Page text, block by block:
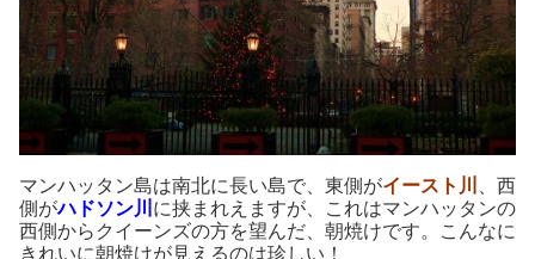
マンハッタン島は南北に長い島で、東側がイースト川
、西
側がハドソン川 に挟まれえますが、これはマンハッタンの
西側からクイーンズの方を望んだ、朝焼けです。こんなに
きれいに朝焼けが見えるのは珍しい！